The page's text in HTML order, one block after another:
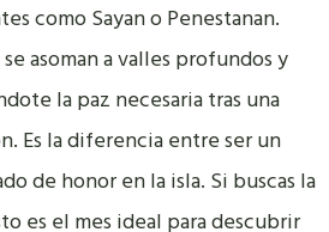
como Sayan o Penestanan.
asoman a valles profundos y
la paz necesaria tras una
Es la diferencia entre ser un
de honor en la isla. Si buscas la
es el mes ideal para descubrir